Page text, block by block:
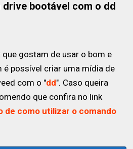
drive bootável com o dd
que gostam de usar o bom e
é possível criar uma mídia de
com o "dd". Caso queira
que confira no link
de como utilizar o comando